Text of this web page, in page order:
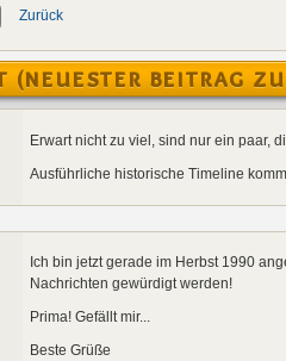
Zurück
(NEUESTER BEITRAG
Erwart nicht zu viel, sind nur ein paar,
Ausführliche historische Timeline
Ich bin jetzt gerade im Herbst 1990
Nachrichten gewürdigt werden!
Prima! Gefällt mir...
Beste Grüße